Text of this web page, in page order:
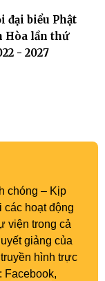
đại biểu Phật
Hòa lần thứ
- 2027
chóng – Kịp
các hoạt động
viện trong cả
giảng của
hình trực
Facebook,